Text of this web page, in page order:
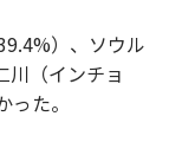
）、ソウル
川（インチョ
た。